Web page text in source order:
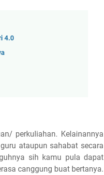
4.0
perkuliahan. Kelainannya
ataupun sahabat secara
sih kamu pula dapat
canggung buat bertanya.